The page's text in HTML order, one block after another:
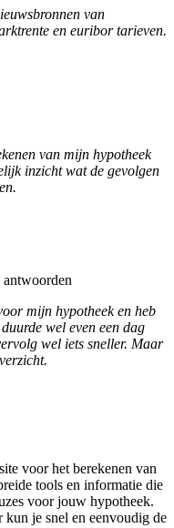
van
en euribor tarieven.
van mijn hypotheek
inzicht wat de gevolgen
mijn hypotheek en heb
wel even een dag
wel iets sneller. Maar
voor het berekenen van
tools en informatie die
voor jouw hypotheek.
kun je snel en eenvoudig de